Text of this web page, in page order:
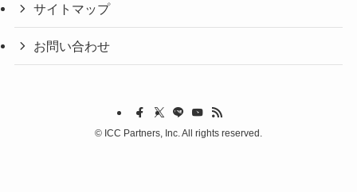
サイトマップ
お問い合わせ
© ICC Partners, Inc. All rights reserved.